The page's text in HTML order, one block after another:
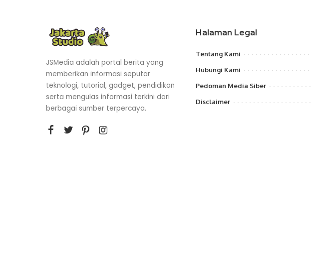
JSMedia adalah portal berita yang
memberikan informasi seputar
teknologi, tutorial, gadget, pendidikan
serta mengulas informasi terkini dari
berbagai sumber terpercaya.
Halaman Legal
Tentang Kami
Hubungi Kami
Pedoman Media Siber
Disclaimer